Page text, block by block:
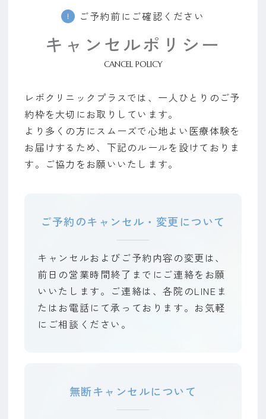
ご予約前にご確認ください
キャンセルポリシー
CANCEL POLICY
レボクリニックプラスでは、一人ひとりのご予
約枠を大切にお取りしています。
より多くの方にスムーズで心地よい医療体験を
お届けするため、下記のルールを設けておりま
す。ご協力をお願いいたします。
ご予約のキャンセル・変更について
キャンセルおよびご予約内容の変更は、
前日の営業時間終了までにご連絡をお願
いいたします。ご連絡は、各院のLINEま
たはお電話にて承っております。お気軽
にご相談ください。
無断キャンセルについて